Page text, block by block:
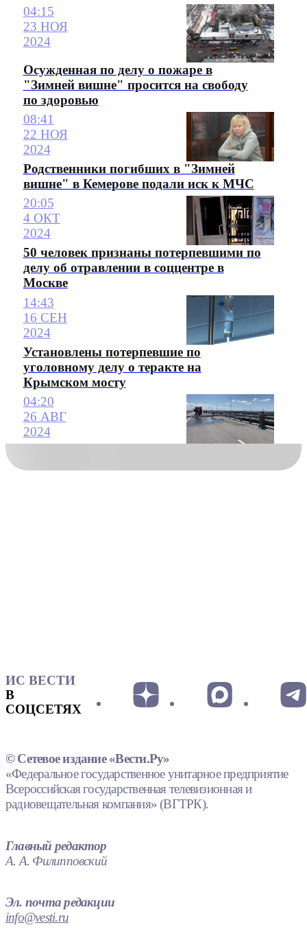
04:15
23 НОЯ
2024
Осужденная по делу о пожаре в
"Зимней вишне" просится на свободу
по здоровью
08:41
22 НОЯ
2024
Родственники погибших в "Зимней
вишне" в Кемерове подали иск к МЧС
20:05
4 ОКТ
2024
50 человек признаны потерпевшими по
делу об отравлении в соццентре в
Москве
14:43
16 СЕН
2024
Установлены потерпевшие по
уголовному делу о теракте на
Крымском мосту
04:20
26 АВГ
2024
ИС ВЕСТИ
В
СОЦСЕТЯХ
© Сетевое издание «Вести.Ру»
«Федеральное государственное унитарное предприятие
Всероссийская государственная телевизионная и
радиовещательная компания» (ВГТРК).
Главный редактор
А. А. Филипповский
Эл. почта редакции
info@vesti.ru